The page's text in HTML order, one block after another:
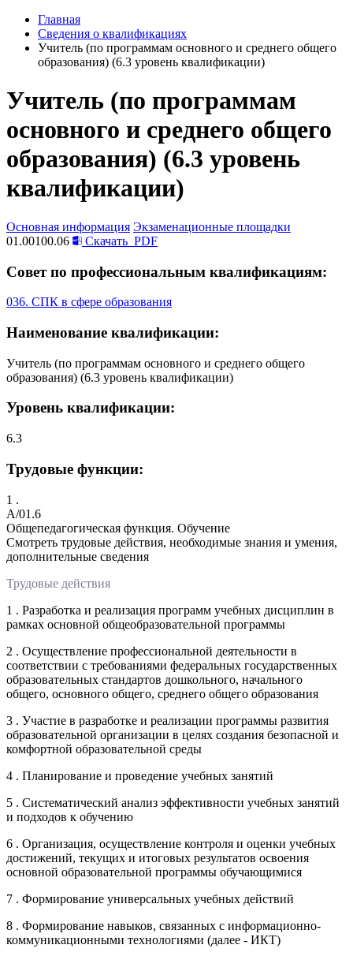
Главная
Сведения о квалификациях
Учитель (по программам основного и среднего общего
образования) (6.3 уровень квалификации)
Учитель (по программам
основного и среднего общего
образования) (6.3 уровень
квалификации)
Основная информация Экзаменационные площадки
01.00100.06
Скачать PDF
Совет по профессиональным квалификациям:
036. СПК в сфере образования
Наименование квалификации:
Учитель (по программам основного и среднего общего
образования) (6.3 уровень квалификации)
Уровень квалификации:
6.3
Трудовые функции:
1 .
A/01.6
Общепедагогическая функция. Обучение
Смотреть трудовые действия, необходимые знания и умения,
дополнительные сведения
Трудовые действия
1 . Разработка и реализация программ учебных дисциплин в
рамках основной общеобразовательной программы
2 . Осуществление профессиональной деятельности в
соответствии с требованиями федеральных государственных
образовательных стандартов дошкольного, начального
общего, основного общего, среднего общего образования
3 . Участие в разработке и реализации программы развития
образовательной организации в целях создания безопасной и
комфортной образовательной среды
4 . Планирование и проведение учебных занятий
5 . Систематический анализ эффективности учебных занятий
и подходов к обучению
6 . Организация, осуществление контроля и оценки учебных
достижений, текущих и итоговых результатов освоения
основной образовательной программы обучающимися
7 . Формирование универсальных учебных действий
8 . Формирование навыков, связанных с информационно-
коммуникационными технологиями (далее - ИКТ)